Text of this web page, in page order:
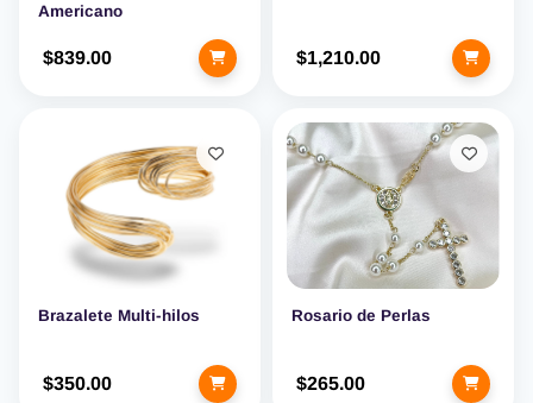
Americano
$839.00 $1,210.00
Brazalete Multi-hilos
$350.00
Rosario de Perlas
$265.00